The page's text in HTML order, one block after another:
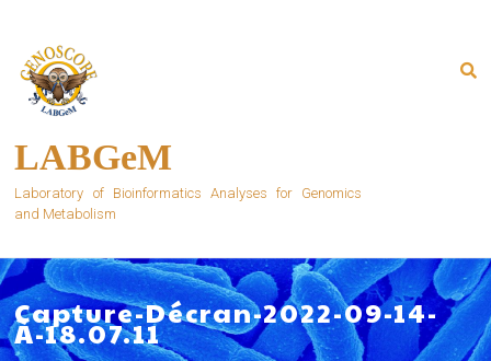
content
LABGeM
Laboratory of Bioinformatics Analyses for Genomics
and Metabolism
Capture-Décran-2022-09-14-
À-18.07.11